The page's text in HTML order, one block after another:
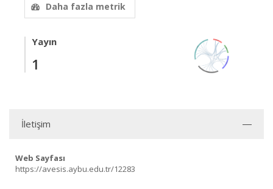
Daha fazla metrik
Yayın
1
İletişim
Web Sayfası
https://avesis.aybu.edu.tr/12283